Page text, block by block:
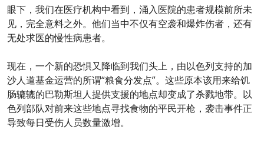
眼下，我们在医疗机构中看到，涌入医院的患者规模前所未
见，完全意料之外。他们当中不仅有空袭和爆炸伤者，还有
无处求医的慢性病患者。
现在，一个新的恐惧又降临到我们头上，由以色列支持的加
沙人道基金运营的所谓“粮食分发点”。这些原本该用来给饥
肠辘辘的巴勒斯坦人提供支援的地点却变成了杀戮地带。以
色列部队对前来这些地点寻找食物的平民开枪，袭击事件正
导致每日受伤人员数量激增。